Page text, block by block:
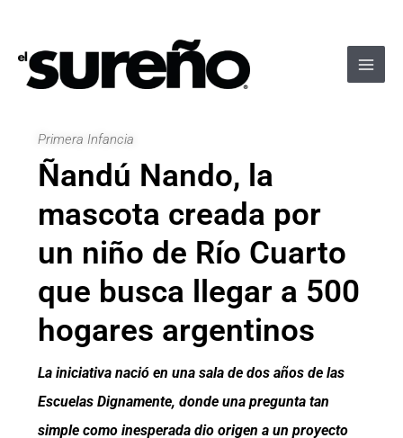
contenido
Primera Infancia
Ñandú Nando, la
mascota creada por
un niño de Río Cuarto
que busca llegar a 500
hogares argentinos
La iniciativa nació en una sala de dos años de las
Escuelas Dignamente, donde una pregunta tan
simple como inesperada dio origen a un proyecto
entradas